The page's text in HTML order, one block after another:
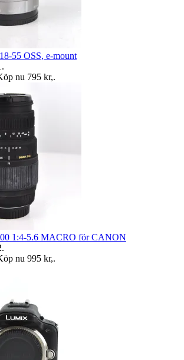
55 OSS, e-mount
.
nu 795 kr,.
1:4-5.6 MACRO för CANON
.
nu 995 kr,.